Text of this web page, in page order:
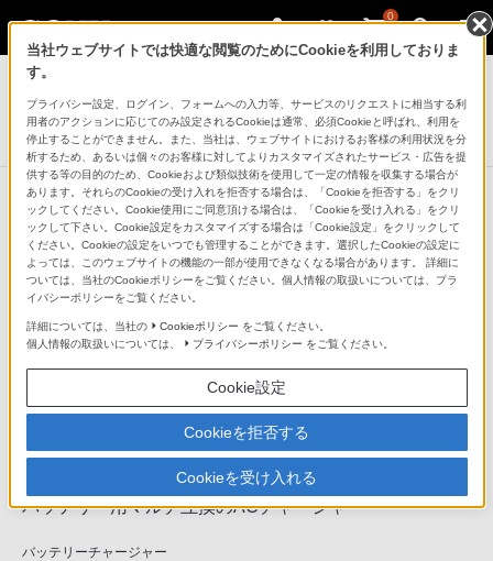
0
デジタルビデオカメラ ハンディカム
バッテリーチャージャー
BC-QM1
急速充電が可能な“インフォリチウム”V/H/P/W/Mシリーズ
バッテリー用マルチ互換のACチャージャー
バッテリーチャージャー
当社ウェブサイトでは快適な閲覧のためにCookieを利用しておりま
す。
プライバシー設定、ログイン、フォームへの入力等、サービスのリクエストに相当する利
用者のアクションに応じてのみ設定されるCookieは通常、必須Cookieと呼ばれ、利用を
停止することができません。また、当社は、ウェブサイトにおけるお客様の利用状況を分
析するため、あるいは個々のお客様に対してよりカスタマイズされたサービス・広告を提
供する等の目的のため、Cookieおよび類似技術を使用して一定の情報を収集する場合が
あります。それらのCookieの受け入れを拒否する場合は、「Cookieを拒否する」をクリ
ックしてください。Cookie使用にご同意頂ける場合は、「Cookieを受け入れる」をクリ
ックして下さい。Cookie設定をカスタマイズする場合は「Cookie設定」をクリックして
ください。Cookieの設定をいつでも管理することができます。選択したCookieの設定に
よっては、このウェブサイトの機能の一部が使用できなくなる場合があります。 詳細に
ついては、当社のCookieポリシーをご覧ください。個人情報の取扱いについては、プラ
イバシーポリシーをご覧ください。
詳細については、当社の Cookieポリシー をご覧ください。
個人情報の取扱いについては、
プライバシーポリシー をご覧ください。
Cookie設定
Cookieを拒否する
Cookieを受け入れる